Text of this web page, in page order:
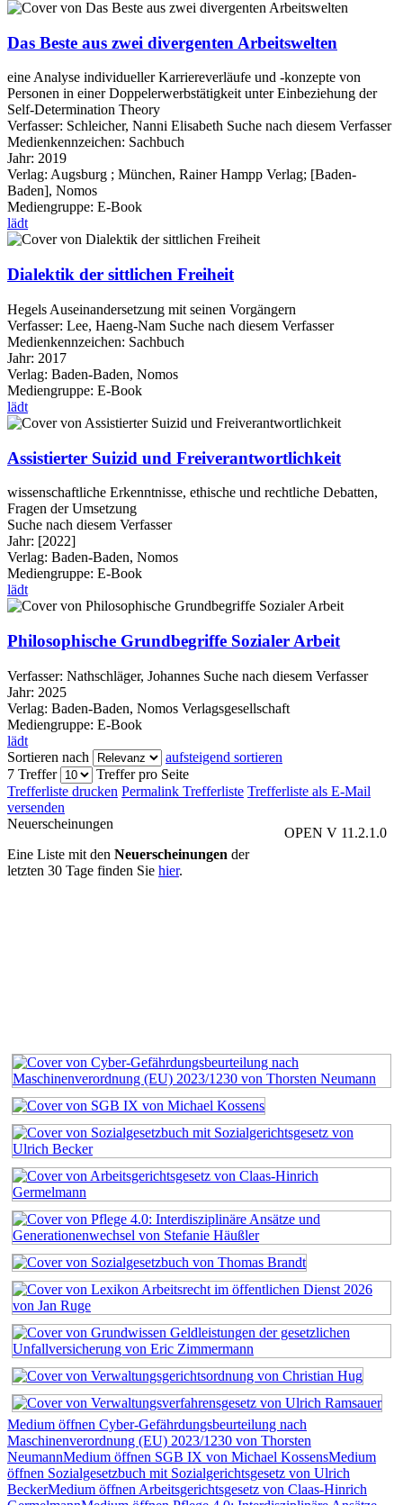
Das Beste aus zwei divergenten Arbeitswelten
eine Analyse individueller Karriereverläufe und -konzepte von
Personen in einer Doppelerwerbstätigkeit unter Einbeziehung der
Self-Determination Theory
Verfasser: Schleicher, Nanni Elisabeth Suche nach diesem Verfasser
Medienkennzeichen: Sachbuch
Jahr: 2019
Verlag: Augsburg ; München, Rainer Hampp Verlag; [Baden-
Baden], Nomos
Mediengruppe: E-Book
lädt
Dialektik der sittlichen Freiheit
Hegels Auseinandersetzung mit seinen Vorgängern
Verfasser: Lee, Haeng-Nam Suche nach diesem Verfasser
Medienkennzeichen: Sachbuch
Jahr: 2017
Verlag: Baden-Baden, Nomos
Mediengruppe: E-Book
lädt
Assistierter Suizid und Freiverantwortlichkeit
wissenschaftliche Erkenntnisse, ethische und rechtliche Debatten,
Fragen der Umsetzung
Suche nach diesem Verfasser
Jahr: [2022]
Verlag: Baden-Baden, Nomos
Mediengruppe: E-Book
lädt
Philosophische Grundbegriffe Sozialer Arbeit
Verfasser: Nathschläger, Johannes Suche nach diesem Verfasser
Jahr: 2025
Verlag: Baden-Baden, Nomos Verlagsgesellschaft
Mediengruppe: E-Book
lädt
Sortieren nach
aufsteigend sortieren
7 Treffer
Treffer pro Seite
Trefferliste drucken Permalink Trefferliste Trefferliste als E-Mail
versenden
OPEN V 11.2.1.0
Neuerscheinungen
Eine Liste mit den Neuerscheinungen der
letzten 30 Tage finden Sie hier.
Medium öffnen Cyber-Gefährdungsbeurteilung nach
Maschinenverordnung (EU) 2023/1230 von Thorsten
NeumannMedium öffnen SGB IX von Michael KossensMedium
öffnen Sozialgesetzbuch mit Sozialgerichtsgesetz von Ulrich
BeckerMedium öffnen Arbeitsgerichtsgesetz von Claas-Hinrich